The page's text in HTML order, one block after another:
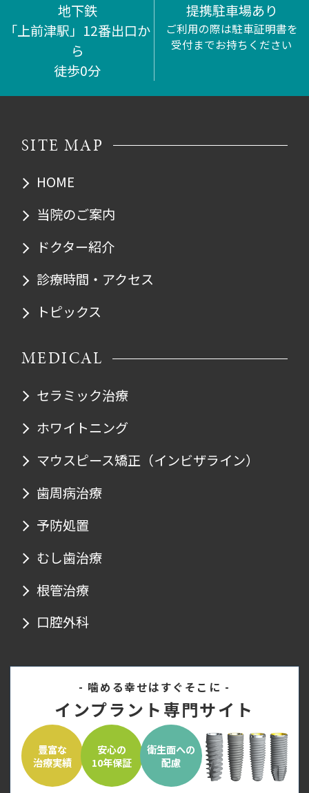
地下鉄
「上前津駅」12番出口か
ら
徒歩0分
提携駐車場あり
ご利用の際は駐車証明書を
受付までお持ちください
SITE MAP
HOME
当院のご案内
ドクター紹介
診療時間・アクセス
トピックス
MEDICAL
セラミック治療
ホワイトニング
マウスピース矯正 （インビザライン）
歯周病治療
予防処置
むし歯治療
根管治療
口腔外科
- 噛める幸せはすぐそこに -
インプラント専門サイト
豊富な
治療実績
安心の
10年保証
衛生面への
配慮